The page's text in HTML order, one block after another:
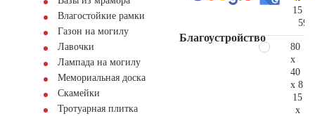
Влагостойкие рамки
Газон на могилу
Лавочки
Лампада на могилу
Мемориальная доска
Скамейки
Тротуарная плитка
Благоустройство
15
80
x
40
x 8
15
x